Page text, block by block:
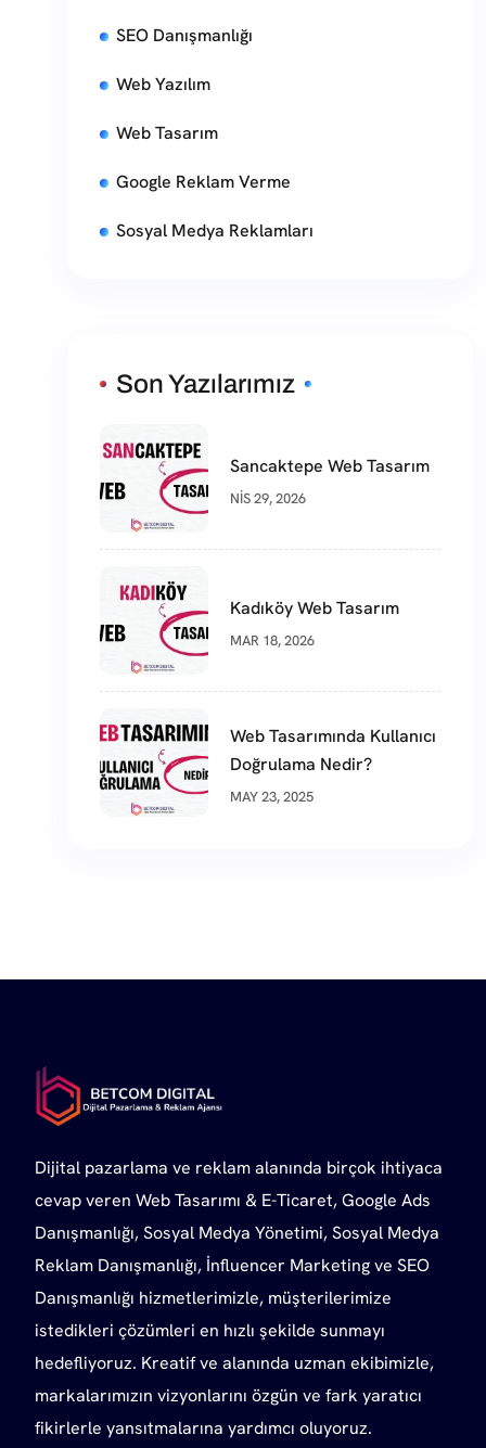
SEO Danışmanlığı
Web Yazılım
Web Tasarım
Google Reklam Verme
Sosyal Medya Reklamları
Son Yazılarımız
Sancaktepe Web Tasarım
NIS 29, 2026
Kadıköy Web Tasarım
MAR 18, 2026
Web Tasarımında Kullanıcı
Doğrulama Nedir?
MAY 23, 2025
Dijital pazarlama ve reklam alanında birçok ihtiyaca
cevap veren Web Tasarımı & E-Ticaret, Google Ads
Danışmanlığı, Sosyal Medya Yönetimi, Sosyal Medya
Reklam Danışmanlığı, İnfluencer Marketing ve SEO
Danışmanlığı hizmetlerimizle, müşterilerimize
istedikleri çözümleri en hızlı şekilde sunmayı
hedefliyoruz. Kreatif ve alanında uzman ekibimizle,
markalarımızın vizyonlarını özgün ve fark yaratıcı
fikirlerle yansıtmalarına yardımcı oluyoruz.